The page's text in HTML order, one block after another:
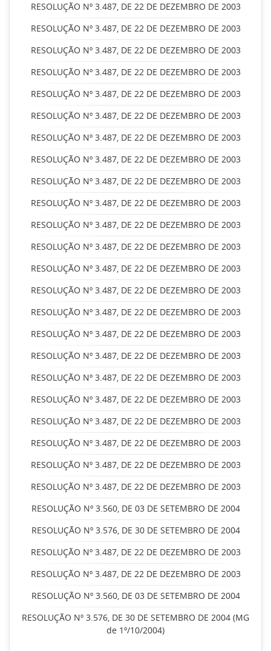
RESOLUÇÃO Nº 3.487, DE 22 DE DEZEMBRO DE 2003
RESOLUÇÃO Nº 3.487, DE 22 DE DEZEMBRO DE 2003
RESOLUÇÃO Nº 3.487, DE 22 DE DEZEMBRO DE 2003
RESOLUÇÃO Nº 3.487, DE 22 DE DEZEMBRO DE 2003
RESOLUÇÃO Nº 3.487, DE 22 DE DEZEMBRO DE 2003
RESOLUÇÃO Nº 3.487, DE 22 DE DEZEMBRO DE 2003
RESOLUÇÃO Nº 3.487, DE 22 DE DEZEMBRO DE 2003
RESOLUÇÃO Nº 3.487, DE 22 DE DEZEMBRO DE 2003
RESOLUÇÃO Nº 3.487, DE 22 DE DEZEMBRO DE 2003
RESOLUÇÃO Nº 3.487, DE 22 DE DEZEMBRO DE 2003
RESOLUÇÃO Nº 3.487, DE 22 DE DEZEMBRO DE 2003
RESOLUÇÃO Nº 3.487, DE 22 DE DEZEMBRO DE 2003
RESOLUÇÃO Nº 3.487, DE 22 DE DEZEMBRO DE 2003
RESOLUÇÃO Nº 3.487, DE 22 DE DEZEMBRO DE 2003
RESOLUÇÃO Nº 3.487, DE 22 DE DEZEMBRO DE 2003
RESOLUÇÃO Nº 3.487, DE 22 DE DEZEMBRO DE 2003
RESOLUÇÃO Nº 3.487, DE 22 DE DEZEMBRO DE 2003
RESOLUÇÃO Nº 3.487, DE 22 DE DEZEMBRO DE 2003
RESOLUÇÃO Nº 3.487, DE 22 DE DEZEMBRO DE 2003
RESOLUÇÃO Nº 3.487, DE 22 DE DEZEMBRO DE 2003
RESOLUÇÃO Nº 3.487, DE 22 DE DEZEMBRO DE 2003
RESOLUÇÃO Nº 3.487, DE 22 DE DEZEMBRO DE 2003
RESOLUÇÃO Nº 3.487, DE 22 DE DEZEMBRO DE 2003
RESOLUÇÃO Nº 3.560, DE 03 DE SETEMBRO DE 2004
RESOLUÇÃO Nº 3.576, DE 30 DE SETEMBRO DE 2004
RESOLUÇÃO Nº 3.487, DE 22 DE DEZEMBRO DE 2003
RESOLUÇÃO Nº 3.487, DE 22 DE DEZEMBRO DE 2003
RESOLUÇÃO Nº 3.560, DE 03 DE SETEMBRO DE 2004
RESOLUÇÃO Nº 3.576, DE 30 DE SETEMBRO DE 2004 (MG
de 1º/10/2004)